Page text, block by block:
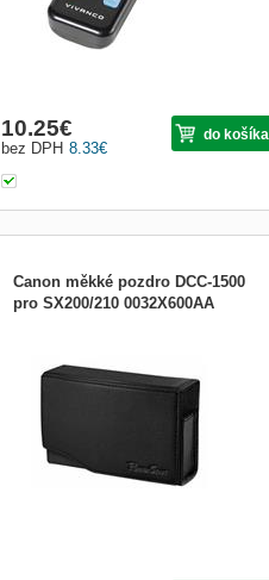
8.33€
bez DPH
10.25€ do košíka
Canon měkké pozdro DCC-1500
pro SX200/210 0032X600AA